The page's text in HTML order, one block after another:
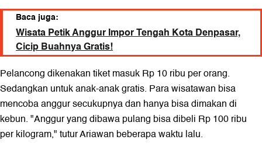
Baca juga:
Wisata Petik Anggur Impor Tengah Kota Denpasar,
Cicip Buahnya Gratis!
Pelancong dikenakan tiket masuk Rp 10 ribu per orang.
Sedangkan untuk anak-anak gratis. Para wisatawan bisa
mencoba anggur secukupnya dan hanya bisa dimakan di
kebun. "Anggur yang dibawa pulang bisa dibeli Rp 100 ribu
per kilogram," tutur Ariawan beberapa waktu lalu.